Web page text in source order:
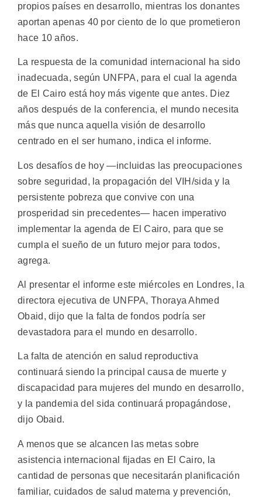
propios países en desarrollo, mientras los donantes
aportan apenas 40 por ciento de lo que prometieron
hace 10 años.
La respuesta de la comunidad internacional ha sido
inadecuada, según UNFPA, para el cual la agenda
de El Cairo está hoy más vigente que antes. Diez
años después de la conferencia, el mundo necesita
más que nunca aquella visión de desarrollo
centrado en el ser humano, indica el informe.
Los desafíos de hoy —incluidas las preocupaciones
sobre seguridad, la propagación del VIH/sida y la
persistente pobreza que convive con una
prosperidad sin precedentes— hacen imperativo
implementar la agenda de El Cairo, para que se
cumpla el sueño de un futuro mejor para todos,
agrega.
Al presentar el informe este miércoles en Londres, la
directora ejecutiva de UNFPA, Thoraya Ahmed
Obaid, dijo que la falta de fondos podría ser
devastadora para el mundo en desarrollo.
La falta de atención en salud reproductiva
continuará siendo la principal causa de muerte y
discapacidad para mujeres del mundo en desarrollo,
y la pandemia del sida continuará propagándose,
dijo Obaid.
A menos que se alcancen las metas sobre
asistencia internacional fijadas en El Cairo, la
cantidad de personas que necesitarán planificación
familiar, cuidados de salud materna y prevención,